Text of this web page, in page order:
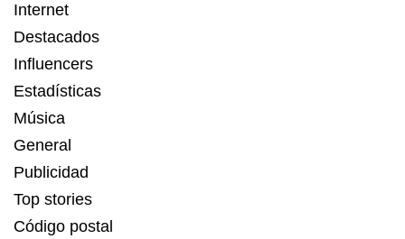
Internet
Destacados
Influencers
Estadísticas
Música
General
Publicidad
Top stories
Código postal